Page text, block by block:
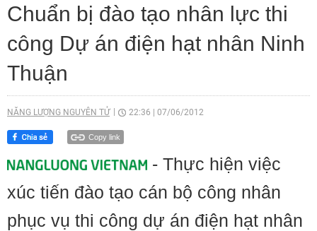
Chuẩn bị đào tạo nhân lực thi
công Dự án điện hạt nhân Ninh
Thuận
NĂNG LƯỢNG NGUYÊN TỬ 22:36 07/06/2012
Copy link
- Thực hiện việc
xúc tiến đào tạo cán bộ công nhân
phục vụ thi công dự án điện hạt nhân